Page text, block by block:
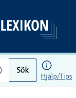
Sök
Hjälp/Tips